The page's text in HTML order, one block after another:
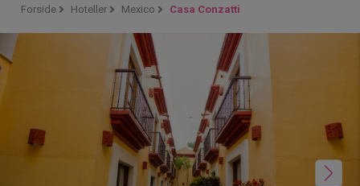
Forside Hoteller Mexico Casa Conzatti